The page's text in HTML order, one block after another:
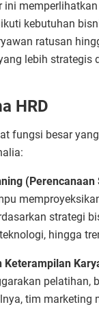
ini
kebutuhan
ratusan
lebih strategis
HRD
fungsi besar
(Perencanaan
strategi
hingga
Keterampilan
pelatihan,
tim marketing